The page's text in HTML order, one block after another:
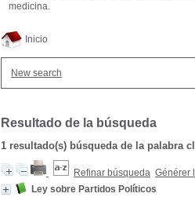
Inicio
New search
Resultado de la búsqueda
1 resultado(s) búsqueda de la palabra
Refinar búsqueda Générer
Ley sobre Partidos Políticos
medicina.